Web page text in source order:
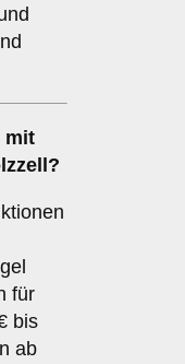
mit
für
bis
ab